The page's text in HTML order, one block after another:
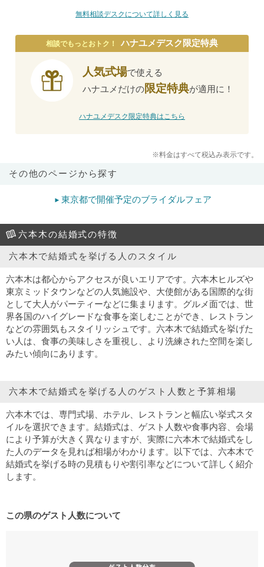
無料相談デスクについて詳しく見る
相談でもっとおトク！ ハナユメデスク限定特典
人気式場で使える
ハナユメだけの限定特典が適用に！
ハナユメデスク限定特典はこちら
※料金はすべて税込み表示です。
その他のページから探す
東京都で開催予定のブライダルフェア
六本木の結婚式の特徴
六本木で結婚式を挙げる人のスタイル
六本木は都心からアクセスが良いエリアです。六本木ヒルズや
東京ミッドタウンなどの人気施設や、大使館がある国際的な街
として大人がパーティーなどに集まります。グルメ面では、世
界各国のハイグレードな食事を楽しむことができ、レストラン
などの雰囲気もスタイリッシュです。六本木で結婚式を挙げた
い人は、食事の美味しさを重視し、より洗練された空間を楽し
みたい傾向にあります。
六本木で結婚式を挙げる人のゲスト人数と予算相場
六本木では、専門式場、ホテル、レストランと幅広い挙式スタ
イルを選択できます。結婚式は、ゲスト人数や食事内容、会場
により予算が大きく異なりますが、実際に六本木で結婚式をし
た人のデータを見れば相場がわかります。以下では、六本木で
結婚式を挙げる時の見積もりや割引率などについて詳しく紹介
します。
この県のゲスト人数について